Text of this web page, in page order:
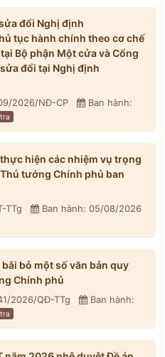
đổi Nghị định
tục hành chính theo cơ chế
Bộ phận Một cửa và Cổng
đổi tại Nghị định
2026/NĐ-CP
Ban hành:
hiện các nhiệm vụ trọng
tướng Chính phủ ban
TTg
Ban hành: 05/08/2026
bỏ một số văn bản quy
Chính phủ
2026/QĐ-TTg
Ban hành: